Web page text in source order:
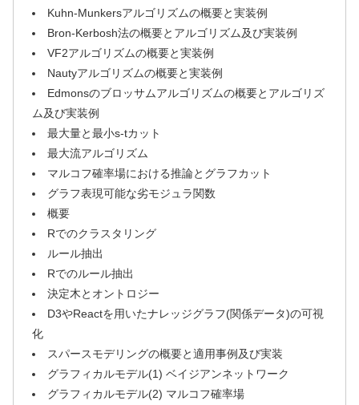
Kuhn-Munkersアルゴリズムの概要と実装例
Bron-Kerbosh法の概要とアルゴリズム及び実装例
VF2アルゴリズムの概要と実装例
Nautyアルゴリズムの概要と実装例
Edmonsのブロッサムアルゴリズムの概要とアルゴリズ
ム及び実装例
最大量と最小s-tカット
最大流アルゴリズム
マルコフ確率場における推論とグラフカット
グラフ表現可能な劣モジュラ関数
概要
Rでのクラスタリング
ルール抽出
Rでのルール抽出
決定木とオントロジー
D3やReactを用いたナレッジグラフ(関係データ)の可視
化
スパースモデリングの概要と適用事例及び実装
グラフィカルモデル(1) ベイジアンネットワーク
グラフィカルモデル(2) マルコフ確率場